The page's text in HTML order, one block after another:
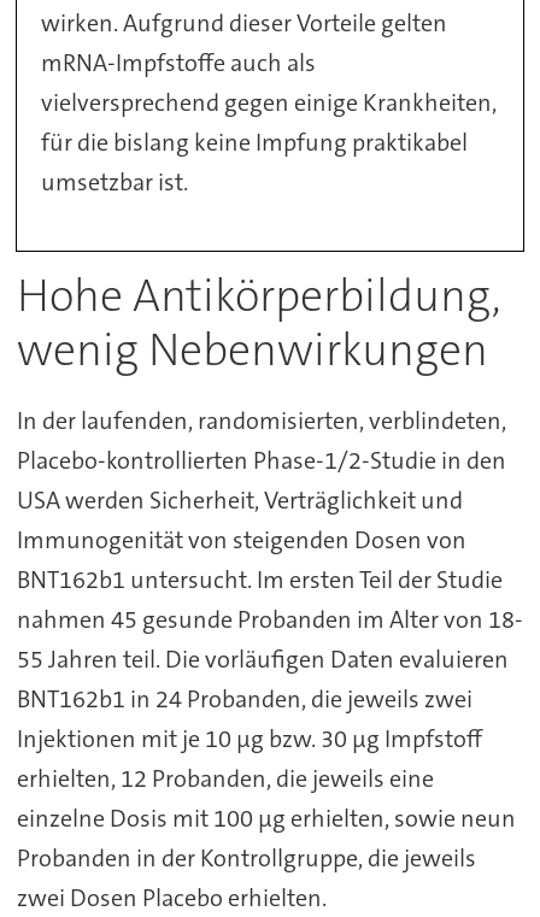
wirken.Aufgrund dieser Vorteile gelten
mRNA-Impfstoffe auch als
vielversprechend gegen einige Krankheiten,
für die bislang keine Impfung praktikabel
umsetzbar ist.
Hohe Antikörperbildung,
wenig Nebenwirkungen
In der laufenden, randomisierten, verblindeten,
Placebo-kontrollierten Phase-1/2-Studie in den
USA werden Sicherheit, Verträglichkeit und
Immunogenität von steigenden Dosen von
BNT162b1 untersucht. Im ersten Teil der Studie
nahmen 45 gesunde Probanden im Alter von 18-
55 Jahren teil. Die vorläufigen Daten evaluieren
BNT162b1 in 24 Probanden, die jeweils zwei
Injektionen mit je 10 µg bzw. 30 µg Impfstoff
erhielten, 12 Probanden, die jeweils eine
einzelne Dosis mit 100 µg erhielten, sowie neun
Probanden in der Kontrollgruppe, die jeweils
zwei Dosen Placebo erhielten.